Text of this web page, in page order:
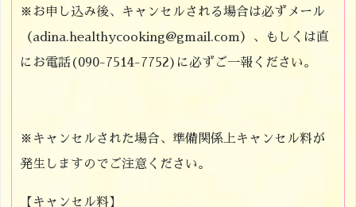
※お申し込み後、キャンセルされる場合は必ずメール
（adina.healthycooking@gmail.com）、もしくは直
にお電話(090-7514-7752)に必ずご一報ください。
※キャンセルされた場合、準備関係上キャンセル料が
発生しますのでご注意ください。
【キャンセル料】